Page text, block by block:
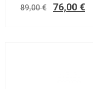
89,00€ 76,00 €